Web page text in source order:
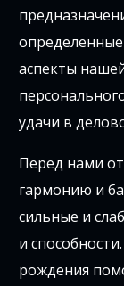
аспекты
удачи в
Перед нами
гармонию и
сильные и
и
рождения